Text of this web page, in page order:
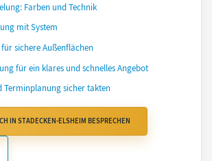
Farben und Technik
mit System
sichere Außenflächen
für ein klares und schnelles Angebot
Terminplanung sicher takten
IN STADECKEN-ELSHEIM BESPRECHEN